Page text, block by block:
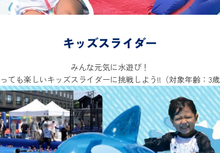
キッズスライダー
みんな元気に水遊び！
ても楽しいキッズスライダーに挑戦しよう!!（対象年齢：3